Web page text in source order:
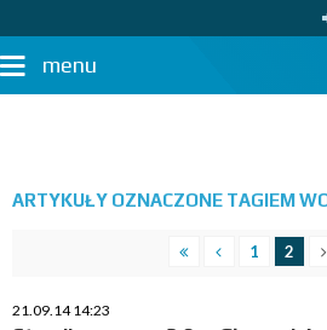
menu
ARTYKUŁY OZNACZONE TAGIEM
1 2
21.09.14 14:23